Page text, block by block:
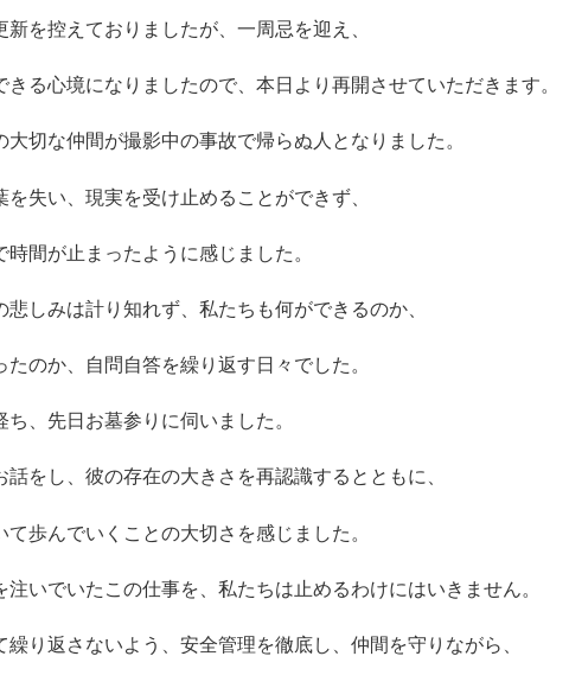
を控えておりましたが、一周忌を迎え、
きる心境になりましたので、本日より再開させていただきます。
大切な仲間が撮影中の事故で帰らぬ人となりました。
を失い、現実を受け止めることができず、
間が止まったように感じました。
悲しみは計り知れず、私たちも何ができるのか、
たのか、自問自答を繰り返す日々でした。
ち、先日お墓参りに伺いました。
話をし、彼の存在の大きさを再認識するとともに、
歩んでいくことの大切さを感じました。
注いでいたこの仕事を、私たちは止めるわけにはいきません。
繰り返さないよう、安全管理を徹底し、仲間を守りながら、